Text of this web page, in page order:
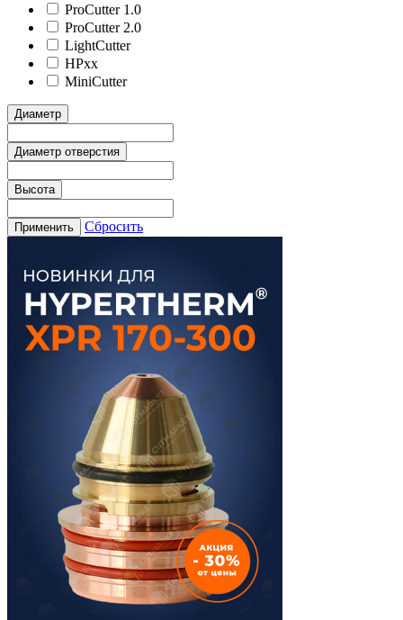
ProCutter 1.0
ProCutter 2.0
LightCutter
HPxx
MiniCutter
Диаметр
Диаметр отверстия
Высота
Применить Сбросить